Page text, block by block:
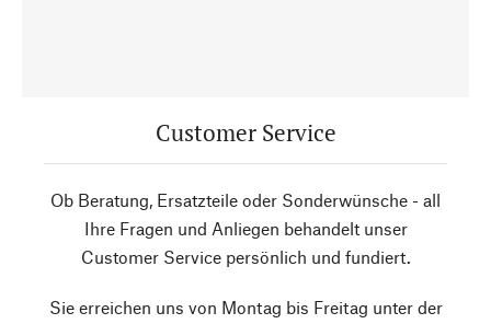
Customer Service
Ob Beratung, Ersatzteile oder Sonderwünsche - all
Ihre Fragen und Anliegen behandelt unser
Customer Service persönlich und fundiert.
Sie erreichen uns von Montag bis Freitag unter der